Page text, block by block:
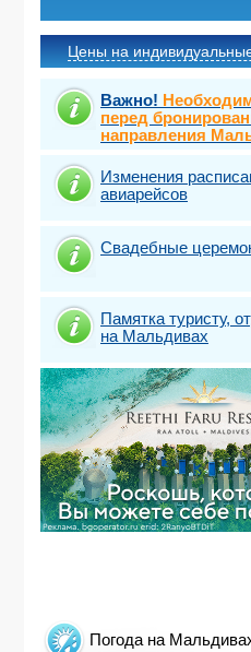
Цены на
Важно!
перед
направления
Изменения
авиарейсов
Свадебные
Памятка туристу,
на Мальдивах
Погода на